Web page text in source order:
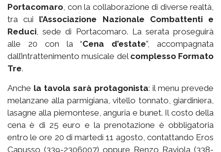
Portacomaro , con la collaborazione di diverse realtà,
tra cui l’Associazione Nazionale Combattenti e
Reduci , sede di Portacomaro. La serata proseguirà
alle 20 con la “Cena d’estate”, accompagnata
dall’intrattenimento musicale del complesso Formato
Tre.
Anche la tavola sarà protagonista: il menu prevede
melanzane alla parmigiana, vitello tonnato, giardiniera,
lasagne alla piemontese, anguria e bunet. Il costo della
cena è di 25 euro e la prenotazione è obbligatoria
entro le ore 20 di martedì 11 agosto, contattando Eros
Capusso (339-2306007) oppure Renzo Raviola (338-